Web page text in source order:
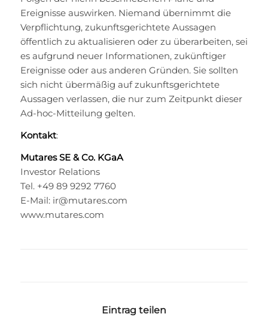
Ereignisse auswirken. Niemand übernimmt die
Verpflichtung, zukunftsgerichtete Aussagen
öffentlich zu aktualisieren oder zu überarbeiten, sei
es aufgrund neuer Informationen, zukünftiger
Ereignisse oder aus anderen Gründen. Sie sollten
sich nicht übermäßig auf zukunftsgerichtete
Aussagen verlassen, die nur zum Zeitpunkt dieser
Ad-hoc-Mitteilung gelten.
Kontakt:
Mutares SE & Co. KGaA
Investor Relations
Tel. +49 89 9292 7760
E-Mail: ir@mutares.com
www.mutares.com
Eintrag teilen